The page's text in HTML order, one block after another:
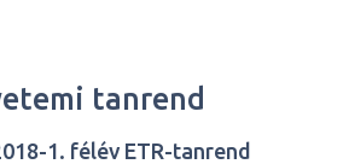
tanrend
1. félév ETR-tanrend